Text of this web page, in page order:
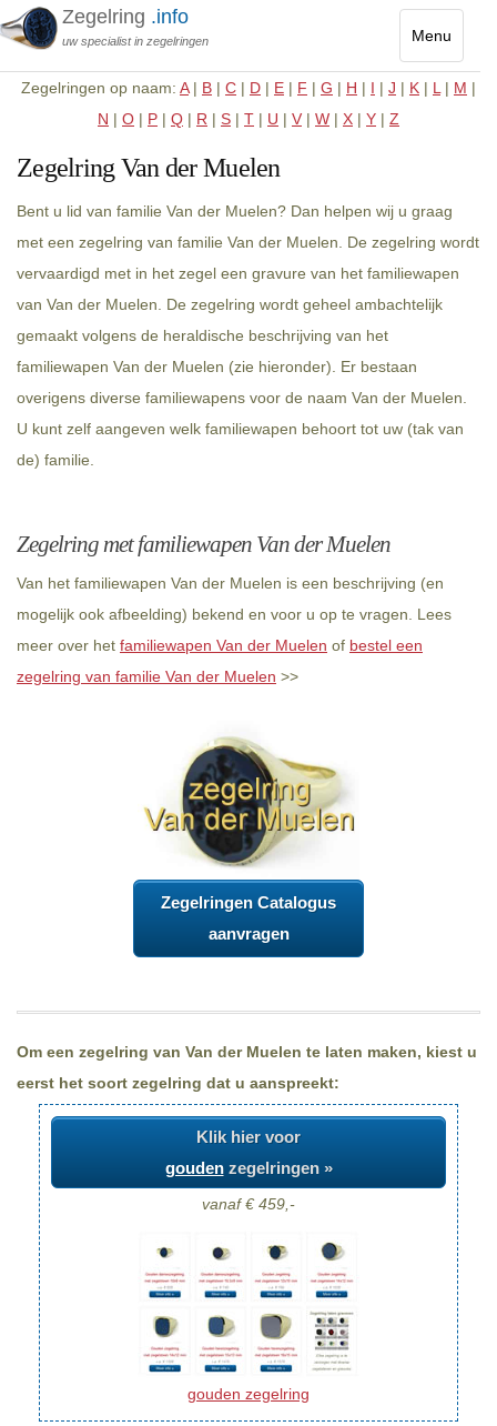
Menu
Toggle
Zegelring .info
uw specialist in zegelringen
Zegelringen op naam: A| B | C | D | E | F | G | H | I | J | K | L | M |
N | O | P | Q | R | S | T | U | V | W | X | Y | Z
Zegelring Van der Muelen
Bent u lid van familie Van der Muelen? Dan helpen wij u graag
met een zegelring van familie Van der Muelen. De zegelring wordt
vervaardigd met in het zegel een gravure van het familiewapen
van Van der Muelen. De zegelring wordt geheel ambachtelijk
gemaakt volgens de heraldische beschrijving van het
familiewapen Van der Muelen (zie hieronder). Er bestaan
overigens diverse familiewapens voor de naam Van der Muelen.
U kunt zelf aangeven welk familiewapen behoort tot uw (tak van
de) familie.
Zegelring met familiewapen Van der Muelen
Van het familiewapen Van der Muelen is een beschrijving (en
mogelijk ook afbeelding) bekend en voor u op te vragen. Lees
meer over het familiewapen Van der Muelen of bestel een
zegelring van familie Van der Muelen >>
Zegelringen Catalogus
aanvragen
Om een zegelring van Van der Muelen te laten maken, kiest u
eerst het soort zegelring dat u aanspreekt:
Klik hier voor
goudenzegelringen »
vanaf € 459,-
gouden zegelring